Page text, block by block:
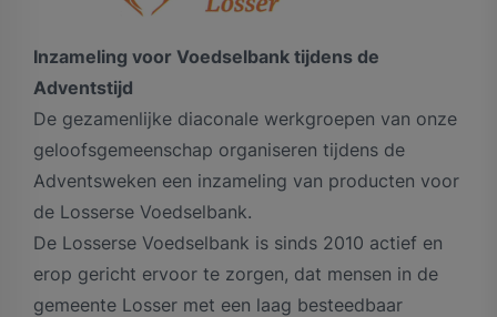
Inzameling voor Voedselbank tijdens de
Adventstijd
De gezamenlijke diaconale werkgroepen van onze
geloofsgemeenschap organiseren tijdens de
Adventsweken een inzameling van producten voor
de Losserse Voedselbank.
De Losserse Voedselbank is sinds 2010 actief en
erop gericht ervoor te zorgen, dat mensen in de
gemeente Losser met een laag besteedbaar